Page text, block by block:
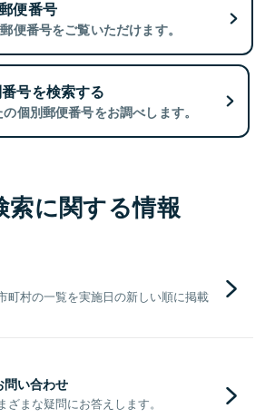
便番号
便番号をご覧いただけます。
号を検索する
個別郵便番号をお調べします。
索に関する情報
町村の一覧を実施日の新しい順に掲載
問い合わせ
まな疑問にお答えします。